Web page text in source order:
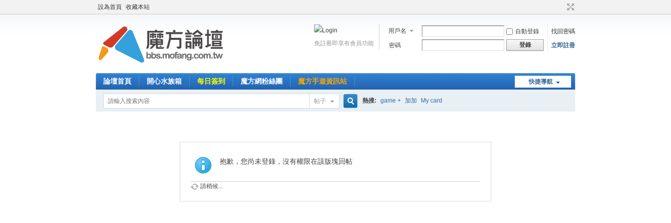
設為首頁 收藏本站
用戶名 自動登錄
找回密碼
密碼
登錄 立即註冊
免註冊即享有會員功能
快捷導航
論壇首頁 開心水族箱 每日簽到 魔方網粉絲團 魔方手遊資訊站
帖子
索
熱搜: game + 加加 My card
抱歉，您尚未登錄，沒有權限在該版塊回帖
請稍候...